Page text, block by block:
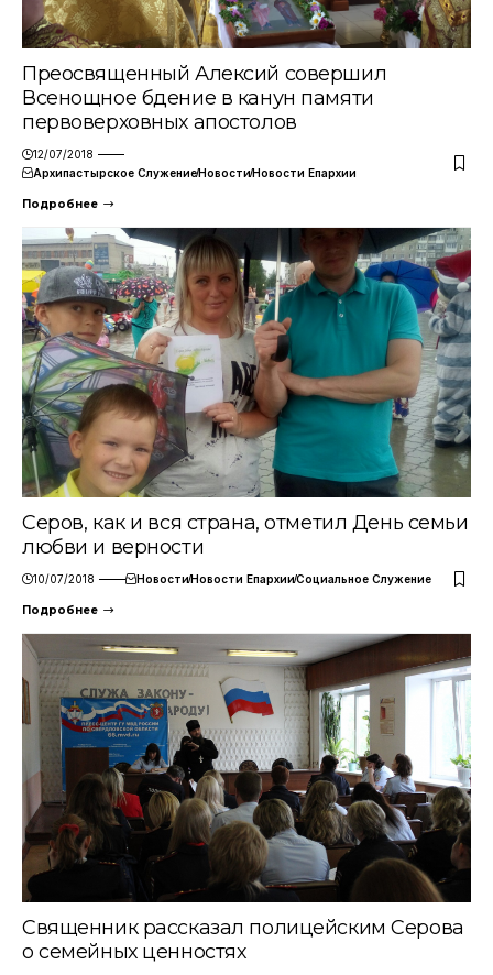
Преосвященный Алексий совершил
Всенощное бдение в канун памяти
первоверховных апостолов
12/07/2018
Архипастырское СлужениеНовостиНовости Епархии
Подробнее
Серов, как и вся страна, отметил День семьи
любви и верности
10/07/2018 НовостиНовости ЕпархииСоциальное Служение
Подробнее
Священник рассказал полицейским Серова
о семейных ценностях